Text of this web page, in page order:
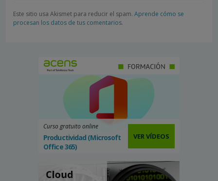
Este sitio usa Akismet para reducir el spam. Aprende cómo se
procesan los datos de tus comentarios.
Curso gratuito online
Productividad (Microsoft
Office 365)
VER VÍDEOS